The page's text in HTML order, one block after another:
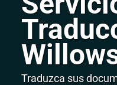
Traduzca sus